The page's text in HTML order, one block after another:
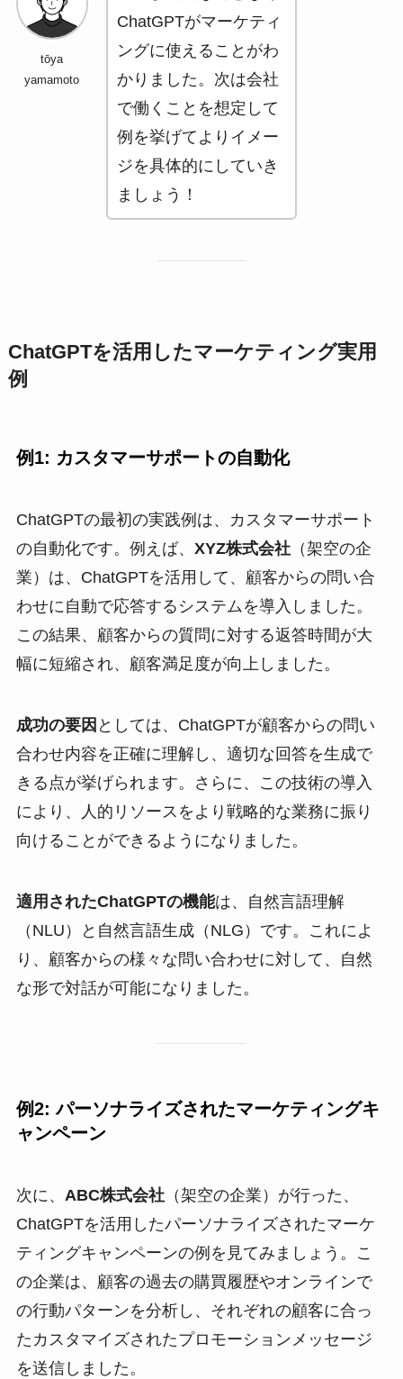
tōya
yamamoto
ChatGPTがマーケティ
ングに使えることがわ
かりました。次は会社
で働くことを想定して
例を挙げてよりイメー
ジを具体的にしていき
ましょう！
ChatGPTを活用したマーケティング実用
例
例1: カスタマーサポートの自動化
ChatGPTの最初の実践例は、カスタマーサポート
の自動化です。例えば、 XYZ株式会社（架空の企
業）は、ChatGPTを活用して、顧客からの問い合
わせに自動で応答するシステムを導入しました。
この結果、顧客からの質問に対する返答時間が大
幅に短縮され、顧客満足度が向上しました。
成功の要因 としては、ChatGPTが顧客からの問い
合わせ内容を正確に理解し、適切な回答を生成で
きる点が挙げられます。さらに、この技術の導入
により、人的リソースをより戦略的な業務に振り
向けることができるようになりました。
適用されたChatGPTの機能は、自然言語理解
（NLU）と自然言語生成（NLG）です。これによ
り、顧客からの様々な問い合わせに対して、自然
な形で対話が可能になりました。
例2: パーソナライズされたマーケティングキ
ャンペーン
次に、 ABC株式会社（架空の企業）が行った、
ChatGPTを活用したパーソナライズされたマーケ
ティングキャンペーンの例を見てみましょう。こ
の企業は、顧客の過去の購買履歴やオンラインで
の行動パターンを分析し、それぞれの顧客に合っ
たカスタマイズされたプロモーションメッセージ
を送信しました。